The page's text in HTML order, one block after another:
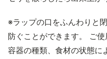
※ラップの口をふんわりと
防ぐことができます。 ご
容器の種類、食材の状態に